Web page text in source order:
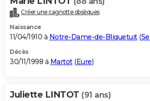
Créer une cagnotte obsèques
Naissance
11/04/1910 à Notre-Dame-de-Bliquetuit(
Décès
30/11/1998 à Martot(Eure)
Juliette LINTOT (91 ans)